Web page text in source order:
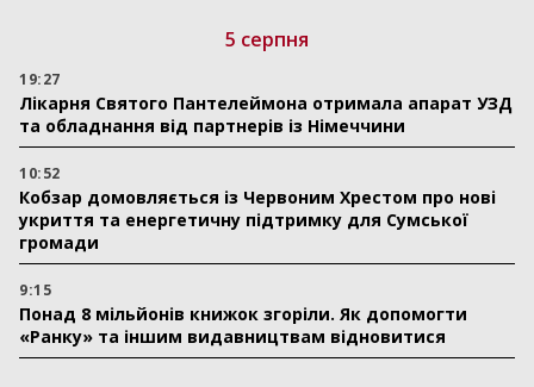
5 серпня
19:27
Лікарня Святого Пантелеймона отримала апарат УЗД
та обладнання від партнерів із Німеччини
10:52
Кобзар домовляється із Червоним Хрестом про нові
укриття та енергетичну підтримку для Сумської
громади
9:15
Понад 8 мільйонів книжок згоріли. Як допомогти
«Ранку» та іншим видавництвам відновитися